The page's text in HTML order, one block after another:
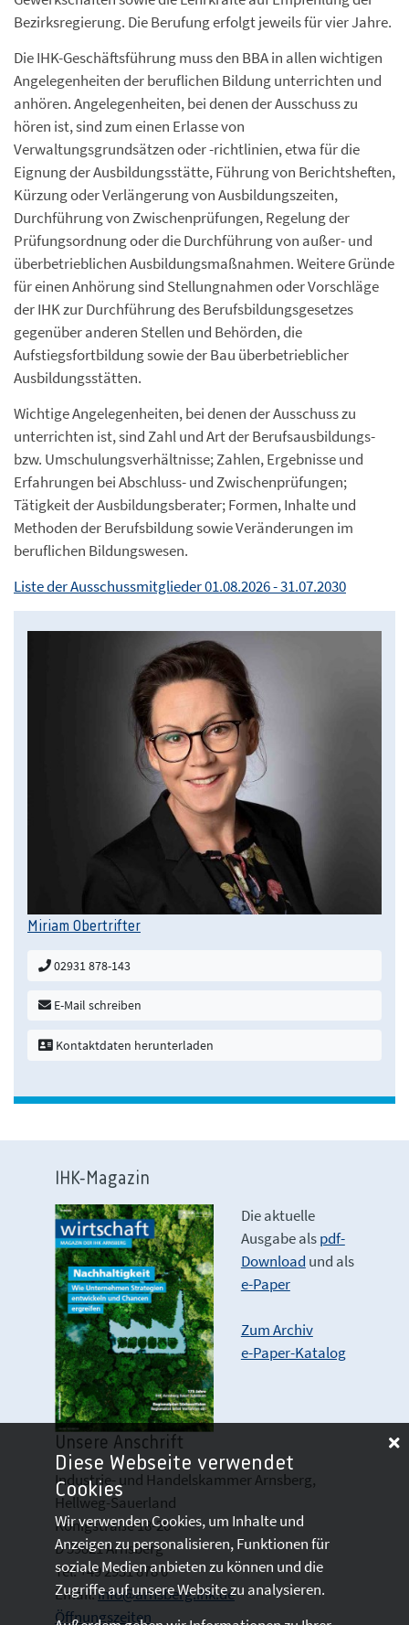
Bezirksregierung. Die Berufung erfolgt jeweils für vier Jahre.
Die IHK-Geschäftsführung muss den BBA in allen wichtigen
Angelegenheiten der beruflichen Bildung unterrichten und
anhören. Angelegenheiten, bei denen der Ausschuss zu
hören ist, sind zum einen Erlasse von
Verwaltungsgrundsätzen oder -richtlinien, etwa für die
Eignung der Ausbildungsstätte, Führung von Berichtsheften,
Kürzung oder Verlängerung von Ausbildungszeiten,
Durchführung von Zwischenprüfungen, Regelung der
Prüfungsordnung oder die Durchführung von außer- und
überbetrieblichen Ausbildungsmaßnahmen. Weitere Gründe
für einen Anhörung sind Stellungnahmen oder Vorschläge
der IHK zur Durchführung des Berufsbildungsgesetzes
gegenüber anderen Stellen und Behörden, die
Aufstiegsfortbildung sowie der Bau überbetrieblicher
Ausbildungsstätten.
Wichtige Angelegenheiten, bei denen der Ausschuss zu
unterrichten ist, sind Zahl und Art der Berufsausbildungs-
bzw. Umschulungsverhältnisse; Zahlen, Ergebnisse und
Erfahrungen bei Abschluss- und Zwischenprüfungen;
Tätigkeit der Ausbildungsberater; Formen, Inhalte und
Methoden der Berufsbildung sowie Veränderungen im
beruflichen Bildungswesen.
Liste der Ausschussmitglieder 01.08.2026 - 31.07.2030
Miriam Obertrifter
02931 878-143
E-Mail schreiben
Kontaktdaten herunterladen
IHK-Magazin
Die aktuelle
Ausgabe alspdf-
Download und als
e-Paper
Zum Archiv
e-Paper-Katalog
Unsere Anschrift
Industrie- und Handelskammer Arnsberg,
Hellweg-Sauerland
Königstraße 18-20
D 59821 Arnsberg
Tel: +49 2931 878 0
Email:info@arnsberg.ihk.de
Öffnungszeiten
Diese Webseite verwendet
Cookies
Wir verwenden Cookies, um Inhalte und
Anzeigen zu personalisieren, Funktionen für
soziale Medien anbieten zu können und die
Zugriffe auf unsere Website zu analysieren.